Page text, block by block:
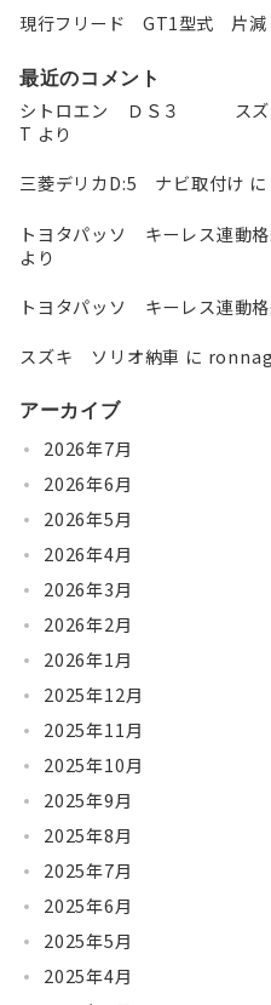
現行フリード GT1型式 片
最近のコメント
シトロエン ＤＳ３ スズ
T より
三菱デリカD:5 ナビ取付け に
トヨタパッソ キーレス連動
より
トヨタパッソ キーレス連動
スズキ ソリオ納車 に
アーカイブ
2026年7月
2026年6月
2026年5月
2026年4月
2026年3月
2026年2月
2026年1月
2025年12月
2025年11月
2025年10月
2025年9月
2025年8月
2025年7月
2025年6月
2025年5月
2025年4月